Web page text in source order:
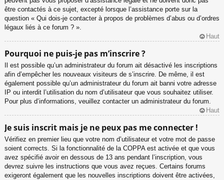
être contactés à ce sujet, excepté lorsque l’assistance porte sur la
question « Qui dois-je contacter à propos de problèmes d’abus ou d’ordres
légaux liés à ce forum ? ».
Haut
Pourquoi ne puis-je pas m’inscrire ?
Il est possible qu’un administrateur du forum ait désactivé les inscriptions
afin d’empêcher les nouveaux visiteurs de s’inscrire. De même, il est
également possible qu’un administrateur du forum ait banni votre adresse
IP ou interdit l’utilisation du nom d’utilisateur que vous souhaitez utiliser.
Pour plus d’informations, veuillez contacter un administrateur du forum.
Haut
Je suis inscrit mais je ne peux pas me connecter !
Vérifiez en premier lieu que votre nom d’utilisateur et votre mot de passe
soient corrects. Si la fonctionnalité de la COPPA est activée et que vous
avez spécifié avoir en dessous de 13 ans pendant l’inscription, vous
devrez suivre les instructions que vous avez reçues. Certains forums
exigeront également que les nouvelles inscriptions doivent être activées,